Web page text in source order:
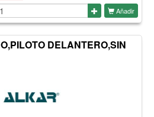
Añadir
DELANTERO,SIN